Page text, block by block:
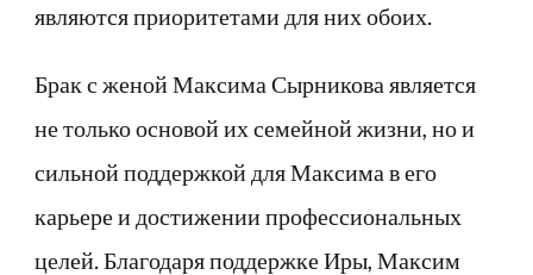
являются приоритетами для них обоих.
Брак с женой Максима Сырникова является
не только основой их семейной жизни, но и
сильной поддержкой для Максима в его
карьере и достижении профессиональных
целей. Благодаря поддержке Иры, Максим